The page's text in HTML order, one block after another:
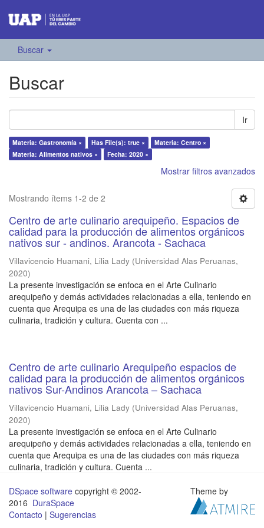
Buscar
Buscar
Ir
Materia: Gastronomía × Has File(s): true ×
Materia: Centro ×
Materia: Alimentos nativos ×
Fecha: 2020 ×
Mostrar filtros avanzados
Mostrando ítems 1-2 de 2
Centro de arte culinario arequipeño. Espacios de
calidad para la producción de alimentos orgánicos
nativos sur - andinos. Arancota - Sachaca
Villavicencio Huamani, Lilia Lady (Universidad Alas Peruanas,
2020)
La presente investigación se enfoca en el Arte Culinario
arequipeño y demás actividades relacionadas a ella, teniendo en
cuenta que Arequipa es una de las ciudades con más riqueza
culinaria, tradición y cultura. Cuenta con ...
Centro de arte culinario Arequipeño espacios de
calidad para la producción de alimentos orgánicos
nativos Sur-Andinos Arancota – Sachaca
Villavicencio Huamani, Lilia Lady (Universidad Alas Peruanas,
2020)
La presente investigación se enfoca en el Arte Culinario
arequipeño y demás actividades relacionadas a ella, teniendo en
cuenta que Arequipa es una de las ciudades con más riqueza
culinaria, tradición y cultura. Cuenta ...
DSpace software copyright © 2002-
2016 DuraSpace
Contacto | Sugerencias
Theme by